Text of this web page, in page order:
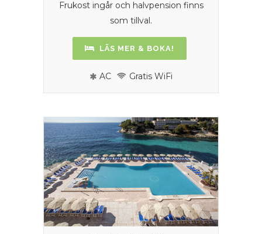
Frukost ingår och halvpension finns
som tillval.
LÄS MER & BOKA!
AC Gratis WiFi